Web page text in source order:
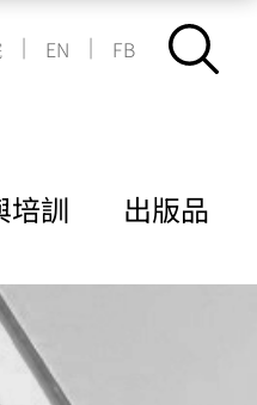
| EN | FB
培訓 出版品